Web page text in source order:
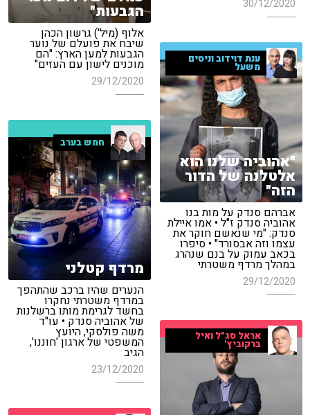
30/12/2020 הגבעות"
אלוף (מיל') גרשון הכהן
שיבח את פועלם של נוער
הגבעות למען הארץ: "הם
מוכנים לישון עם העזים"
29/12/2020
ענת דוידוב וניסים
משעל
"אהוביה שלנו הוא
אלטלנה של הדור
הזה"
אברהם סנדק על מות בנו
אהוביה סנדק ז"ל • אמו איילת
סנדק: "מי שנאשם חוקר את
עצמו וזה אבסורד" • סיפרו
בכאב עמוק על בנם שנהרג
במהלך מרדף משטרתי
29/12/2020
חמש בערב
מרדף קטלני
הנערים שהיו ברכב שהתהפך
במרדף משטרתי נחקרו
בחשד לגרימת מותו ברשלנות
של אהוביה סנדק • עו"ד
משה פולסקי, היועץ
המשפטי של ארגון 'חוננו',
הגיב
23/12/2020
אראל סג"ל ואיל
ברקוביץ'